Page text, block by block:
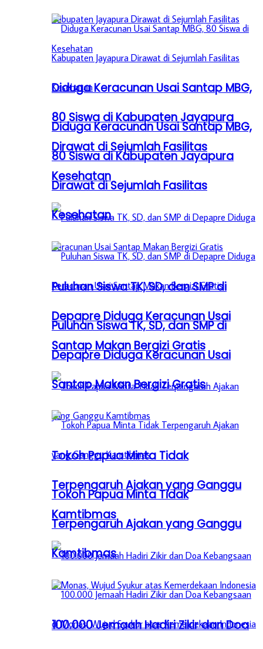
Diduga Keracunan Usai Santap MBG,
80 Siswa di Kabupaten Jayapura
Dirawat di Sejumlah Fasilitas
Kesehatan
Puluhan Siswa TK, SD, dan SMP di
Depapre Diduga Keracunan Usai
Santap Makan Bergizi Gratis
Tokoh Papua Minta Tidak
Terpengaruh Ajakan yang Ganggu
Kamtibmas
100.000 Jemaah Hadiri Zikir dan Doa
Diduga Keracunan Usai Santap MBG,
80 Siswa di Kabupaten Jayapura
Dirawat di Sejumlah Fasilitas
Kesehatan
Puluhan Siswa TK, SD, dan SMP di
Depapre Diduga Keracunan Usai
Santap Makan Bergizi Gratis
Tokoh Papua Minta Tidak
Terpengaruh Ajakan yang Ganggu
Kamtibmas